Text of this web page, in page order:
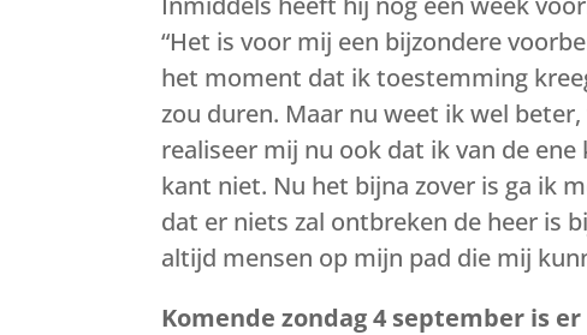
“Het is voor mij een bijzondere
het moment dat ik toestemming
zou duren. Maar nu weet ik wel
realiseer mij nu ook dat ik van de
kant niet. Nu het bijna zover is ga ik
dat er niets zal ontbreken de heer is
altijd mensen op mijn pad die mij
Komende zondag 4 september is